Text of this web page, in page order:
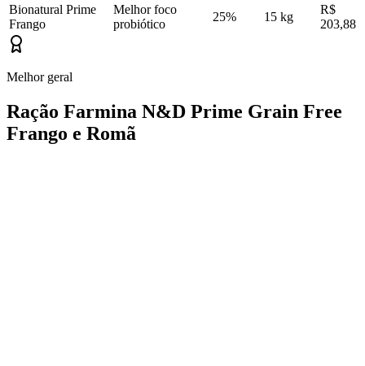
Bionatural Prime
Frango
Melhor foco
probiótico
25% 15 kg
R$
203,88
Melhor geral
Ração Farmina N&D Prime Grain Free
Frango e Romã